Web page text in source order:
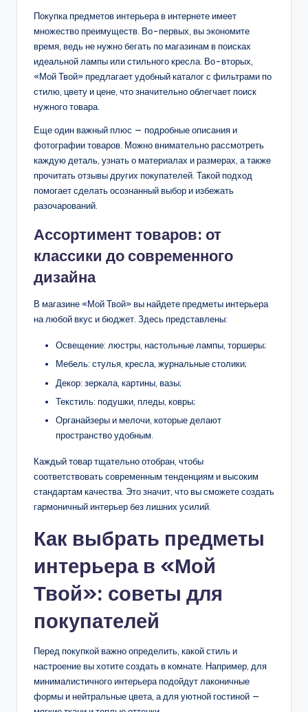
Покупка предметов интерьера в интернете имеет
множество преимуществ. Во-первых, вы экономите
время, ведь не нужно бегать по магазинам в поисках
идеальной лампы или стильного кресла. Во-вторых,
«Мой Твой» предлагает удобный каталог с фильтрами по
стилю, цвету и цене, что значительно облегчает поиск
нужного товара.
Еще один важный плюс — подробные описания и
фотографии товаров. Можно внимательно рассмотреть
каждую деталь, узнать о материалах и размерах, а также
прочитать отзывы других покупателей. Такой подход
помогает сделать осознанный выбор и избежать
разочарований.
Ассортимент товаров: от
классики до современного
дизайна
В магазине «Мой Твой» вы найдете предметы интерьера
на любой вкус и бюджет. Здесь представлены:
Освещение: люстры, настольные лампы, торшеры;
Мебель: стулья, кресла, журнальные столики;
Декор: зеркала, картины, вазы;
Текстиль: подушки, пледы, ковры;
Органайзеры и мелочи, которые делают
пространство удобным.
Каждый товар тщательно отобран, чтобы
соответствовать современным тенденциям и высоким
стандартам качества. Это значит, что вы сможете создать
гармоничный интерьер без лишних усилий.
Как выбрать предметы
интерьера в «Мой
Твой»: советы для
покупателей
Перед покупкой важно определить, какой стиль и
настроение вы хотите создать в комнате. Например, для
минималистичного интерьера подойдут лаконичные
формы и нейтральные цвета, а для уютной гостиной —